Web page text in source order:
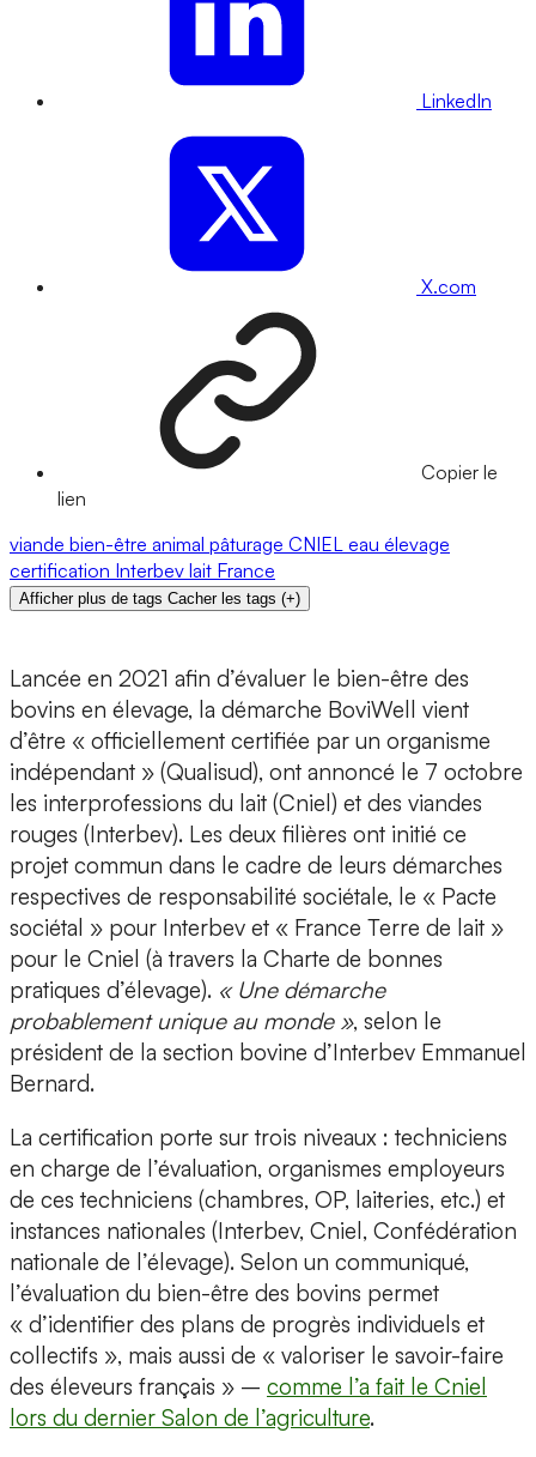
LinkedIn
X.com
Copier le
lien
viande bien-être animal pâturage CNIEL eau élevage
certification Interbev lait France
Afficher plus de tags Cacher les tags (+)
Lancée en 2021 afin d’évaluer le bien-être des
bovins en élevage, la démarche BoviWell vient
d’être « officiellement certifiée par un organisme
indépendant » (Qualisud), ont annoncé le 7 octobre
les interprofessions du lait (Cniel) et des viandes
rouges (Interbev). Les deux filières ont initié ce
projet commun dans le cadre de leurs démarches
respectives de responsabilité sociétale, le « Pacte
sociétal » pour Interbev et « France Terre de lait »
pour le Cniel (à travers la Charte de bonnes
pratiques d’élevage). « Une démarche
probablement unique au monde », selon le
président de la section bovine d’Interbev Emmanuel
Bernard.
La certification porte sur trois niveaux : techniciens
en charge de l’évaluation, organismes employeurs
de ces techniciens (chambres, OP, laiteries, etc.) et
instances nationales (Interbev, Cniel, Confédération
nationale de l’élevage). Selon un communiqué,
l’évaluation du bien-être des bovins permet
« d’identifier des plans de progrès individuels et
collectifs », mais aussi de « valoriser le savoir-faire
des éleveurs français » – comme l’a fait le Cniel
lors du dernier Salon de l’agriculture.